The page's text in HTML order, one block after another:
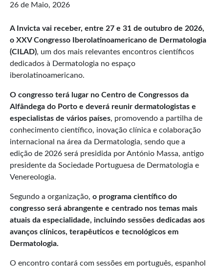
26 de Maio, 2026
A Invicta vai receber, entre 27 e 31 de outubro de 2026,
o XXV Congresso Iberolatinoamericano de Dermatologia
(CILAD), um dos mais relevantes encontros científicos
dedicados à Dermatologia no espaço
iberolatinoamericano.
O congresso terá lugar no Centro de Congressos da
Alfândega do Porto e deverá reunir dermatologistas e
especialistas de vários países, promovendo a partilha de
conhecimento científico, inovação clínica e colaboração
internacional na área da Dermatologia, sendo que a
edição de 2026 será presidida por António Massa, antigo
presidente da Sociedade Portuguesa de Dermatologia e
Venereologia.
Segundo a organização, o programa científico do
congresso será abrangente e centrado nos temas mais
atuais da especialidade, incluindo sessões dedicadas aos
avanços clínicos, terapêuticos e tecnológicos em
Dermatologia.
O encontro contará com sessões em português, espanhol